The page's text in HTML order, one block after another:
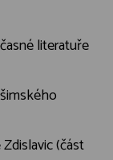
literatuře
(část